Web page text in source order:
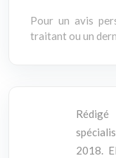
Pour un avis
traitant ou un
2018.